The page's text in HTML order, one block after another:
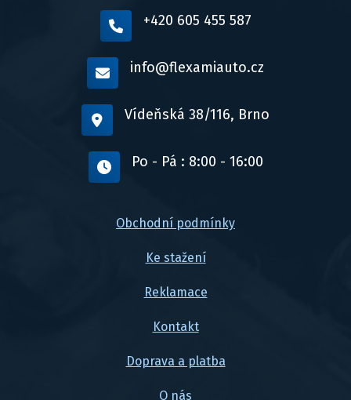
+420 605 455 587
info@flexamiauto.cz
Vídeňská 38/116, Brno
Po - Pá : 8:00 - 16:00
Obchodní podmínky
Ke stažení
Reklamace
Kontakt
Doprava a platba
O nás